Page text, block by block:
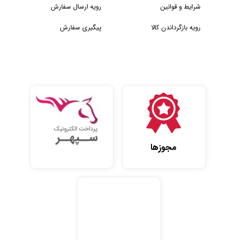
شرایط و قوانین
رویه بازگرداندن کالا
مجوزها
رویه ارسال سفارش
پیگیری سفارش